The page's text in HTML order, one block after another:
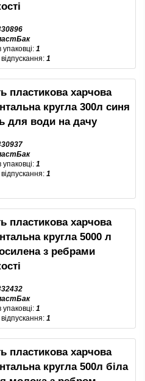
упаковці: 1
відпускання: 1
пластикова харчова
кругла 300л синя
для води на дачу
упаковці: 1
відпускання: 1
пластикова харчова
кругла 5000 л
з ребрами
упаковці: 1
відпускання: 1
пластикова харчова
кругла 500л біла